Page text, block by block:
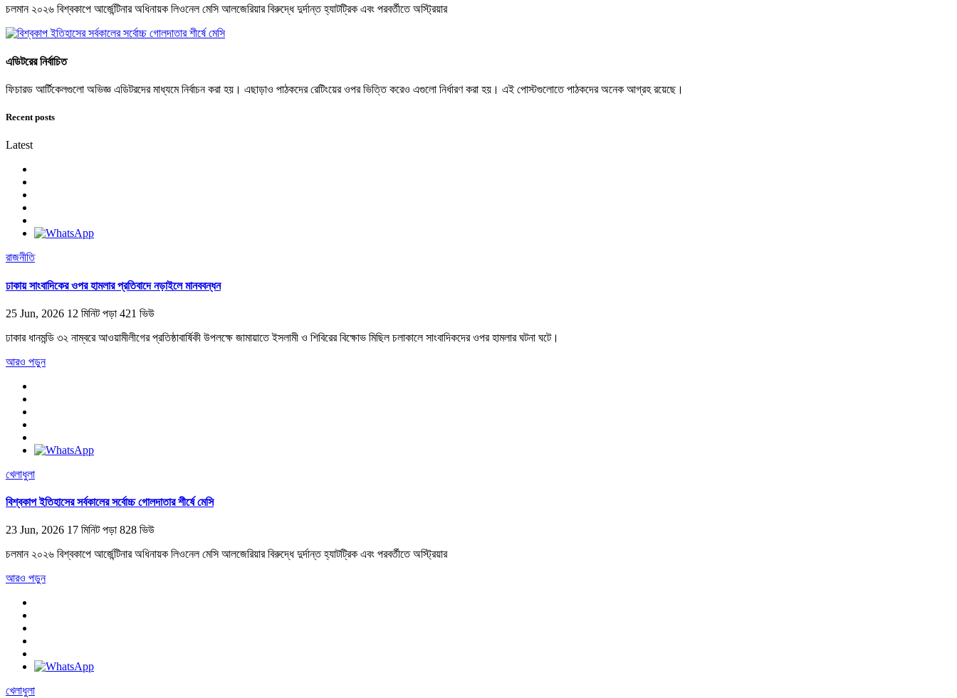
চলমান ২০২৬ বিশ্বকাপে আর্জেন্টিনার অধিনায়ক লিওনেল মেসি আলজেরিয়ার বিরুদ্ধে দুর্দান্ত হ্যাটট্রিক এবং পরবর্তীতে অস্ট্রিয়ার
এডিটরের নির্বাচিত
ফিচারড আর্টিকেলগুলো অভিজ্ঞ এডিটরদের মাধ্যমে নির্বাচন করা হয়। এছাড়াও পাঠকদের রেটিংয়ের ওপর ভিত্তি করেও এগুলো নির্ধারণ করা হয়। এই পোস্টগুলোতে পাঠকদের অনেক আগ্রহ রয়েছে।
Recent posts
Latest
রাজনীতি
ঢাকায় সাংবাদিকের ওপর হামলার প্রতিবাদে নড়াইলে মানববন্ধন
25 Jun, 2026 12 মিনিট পড়া 421 ভিউ
ঢাকার ধানমন্ডি ৩২ নাম্বরে আওয়ামীলীগের প্রতিষ্ঠাবার্ষিকী উপলক্ষে জামায়াতে ইসলামী ও শিবিরের বিক্ষোভ মিছিল চলাকালে সাংবাদিকদের ওপর হামলার ঘটনা ঘটে।
আরও পড়ুন
খেলাধুলা
বিশ্বকাপ ইতিহাসের সর্বকালের সর্বোচ্চ গোলদাতার শীর্ষে মেসি
23 Jun, 2026 17 মিনিট পড়া 828 ভিউ
চলমান ২০২৬ বিশ্বকাপে আর্জেন্টিনার অধিনায়ক লিওনেল মেসি আলজেরিয়ার বিরুদ্ধে দুর্দান্ত হ্যাটট্রিক এবং পরবর্তীতে অস্ট্রিয়ার
আরও পড়ুন
খেলাধুলা